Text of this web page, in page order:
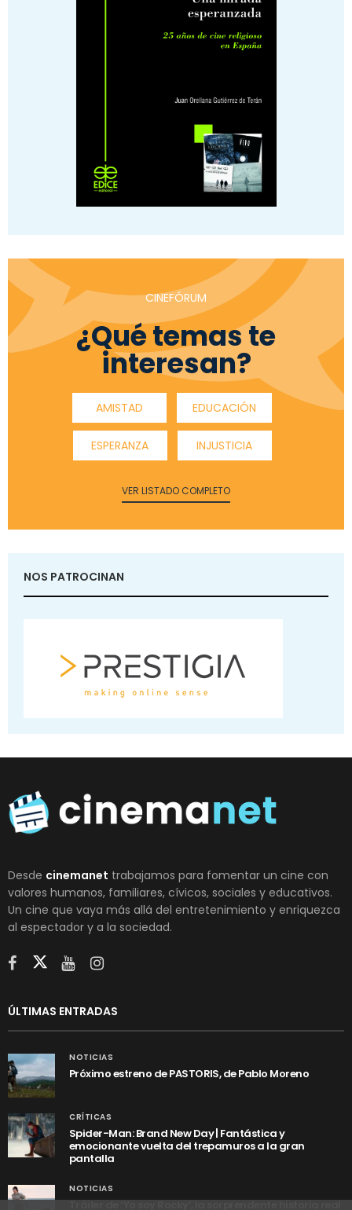
CINEFÓRUM
¿Qué temas te
interesan?
AMISTAD EDUCACIÓN
ESPERANZA INJUSTICIA
VER LISTADO COMPLETO
NOS PATROCINAN
Desde cinemanet trabajamos para fomentar un cine con
valores humanos, familiares, cívicos, sociales y educativos.
Un cine que vaya más allá del entretenimiento y enriquezca
al espectador y a la sociedad.
ÚLTIMAS ENTRADAS
NOTICIAS
Próximo estreno de PASTORIS, de Pablo Moreno
CRÍTICAS
Spider-Man: Brand New Day | Fantástica y
emocionante vuelta del trepamuros a la gran
pantalla
NOTICIAS
Tráiler de ‘Yo soy Rocky’, la sorprendente historia real